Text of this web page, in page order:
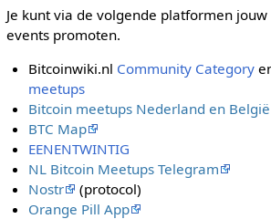
Je kunt via de volgende platformen
events promoten.
Bitcoinwiki.nl Community Category
meetups
Bitcoin meetups Nederland en België
BTC Map
EENENTWINTIG
NL Bitcoin Meetups Telegram
Nostr
(protocol)
Orange Pill App